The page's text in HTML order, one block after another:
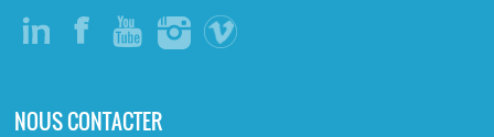
NOUS CONTACTER